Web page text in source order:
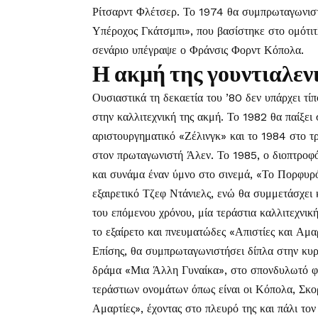
Ρίτσαρντ Φλέτσερ. Το 1974 θα
Υπέροχος Γκάτσμπι», που βασίστηκε στο
σενάριο υπέγραψε ο Φράνσις Φορντ Κόπολα.
Η ακμή της
Ουσιαστικά τη δεκαετία του ’80 δεν υπάρχει
στην καλλιτεχνική της ακμή. Το 1982 θα
αριστουργηματικό «Ζέλινγκ» και το 1984 στο
στον πρωταγωνιστή Άλεν. Το 1985, ο
και συνάμα έναν ύμνο στο σινεμά, «Το
εξαιρετικό Τζεφ Ντάνιελς, ενώ θα
του επόμενου χρόνου, μία τεράστια
το εξαίρετο και πνευματώδες «Απιστίες και
Επίσης, θα συμπρωταγωνιστήσει δίπλα στην
δράμα «Μια Άλλη Γυναίκα», στο σπονδυλωτό
τεράστιων ονομάτων όπως είναι οι Κόπολα,
Αμαρτίες», έχοντας στο πλευρό της και πάλι